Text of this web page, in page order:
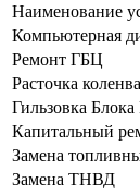
Наименование
Компьютерная
Ремонт ГБЦ
Расточка
Гильзовка
Капитальный
Замена
Замена ТНВД